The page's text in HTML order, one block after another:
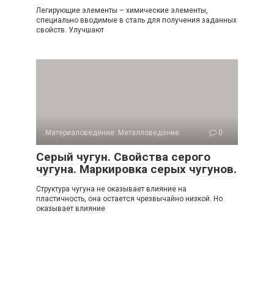
Легирующие элементы – химические элементы,
специально вводимые в сталь для получения заданных
свойств. Улучшают
Материаловедение. Металловедение. 0
Серый чугун. Свойства серого
чугуна. Маркировка серых чугунов.
Структура чугуна не оказывает влияние на
пластичность, она остается чрезвычайно низкой. Но
оказывает влияние